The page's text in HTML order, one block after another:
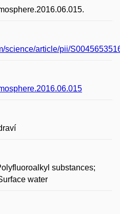
science/article/pii/
substances;
water